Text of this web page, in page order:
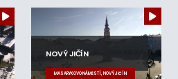
NOVÝ JIČÍN
MASARYKOVO NÁMĚSTÍ, NOVÝ JIČÍN